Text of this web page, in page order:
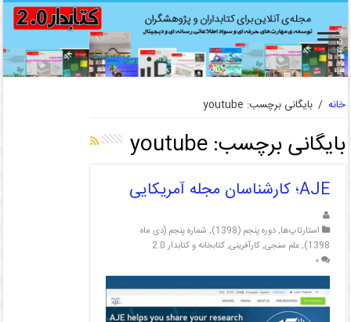
خانه / بایگانی برچسب: youtube
بایگانی برچسب: youtube
AJE؛ کارشناسان مجله آمریکایی
استارتاپ‌ها,دوره پنجم (1398) , شماره پنجم (دی ماه
1398)
,علم سنجی,کارآفرینی,کتابخانه و کتابدار 2.0
۰